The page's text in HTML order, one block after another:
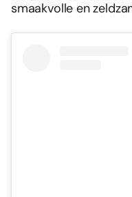
smaakvolle en